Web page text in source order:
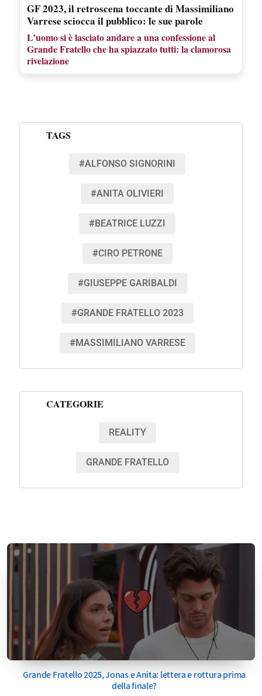
GF 2023, il retroscena toccante di Massimiliano
Varrese sciocca il pubblico: le sue parole
L’uomo si è lasciato andare a una confessione al
Grande Fratello che ha spiazzato tutti: la clamorosa
rivelazione
TAGS
#ALFONSO SIGNORINI
#ANITA OLIVIERI
#BEATRICE LUZZI
#CIRO PETRONE
#GIUSEPPE GARIBALDI
#GRANDE FRATELLO 2023
#MASSIMILIANO VARRESE
CATEGORIE
REALITY
GRANDE FRATELLO
Grande Fratello 2025, Jonas e Anita: lettera e rottura prima
della finale?